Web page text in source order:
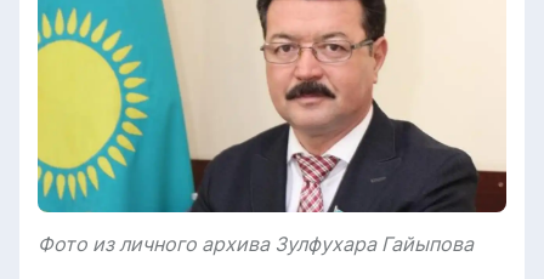
Фото из личного архива Зулфухара Гайыпова